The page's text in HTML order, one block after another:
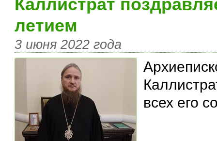
Каллистрат
летием
3 июня 2022 года
всех его